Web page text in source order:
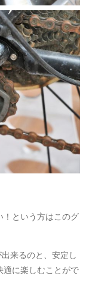
！という方はこのグ
来るのと、安定し
適に楽しむことがで